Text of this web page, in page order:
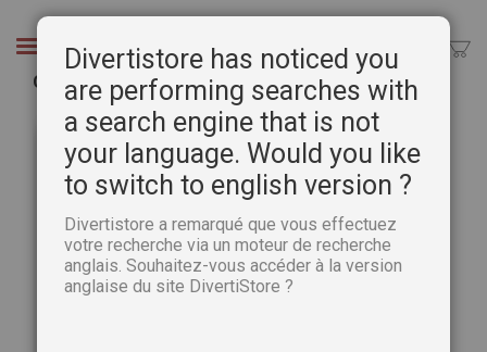
Chercher
Oléron trésors de l'Ile - Carnet de voyage
Passer
galerie
d’images
Divertistore has noticed you
are performing searches with
a search engine that is not
your language. Would you like
to switch to english version ?
Divertistore a remarqué que vous effectuez
votre recherche via un moteur de recherche
anglais. Souhaitez-vous accéder à la version
anglaise du site DivertiStore ?